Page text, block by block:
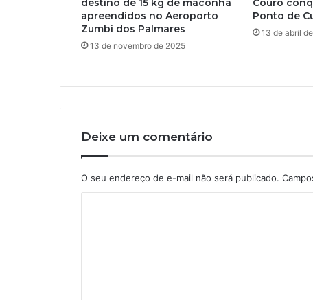
destino de 15 kg de maconha
apreendidos no Aeroporto
Zumbi dos Palmares
13 de novembro de 2025
Couro
Ponto de
13 de abril
Deixe um comentário
O seu endereço de e-mail não será publicado.